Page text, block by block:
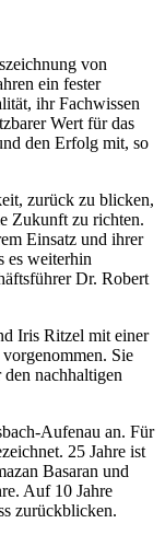
von
ein fester
ihr Fachwissen
Wert für das
den Erfolg mit, so
zurück zu blicken,
Zukunft zu richten.
Einsatz und ihrer
es weiterhin
Dr. Robert
Iris Ritzel mit einer
Sie
nachhaltigen
Aufenau an. Für
25 Jahre ist
Basaran und
Auf 10 Jahre
zurückblicken.